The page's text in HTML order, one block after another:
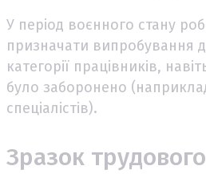
У період воєнного стану
призначати випробування
категорії працівників,
було заборонено
спеціалістів).
Зразок